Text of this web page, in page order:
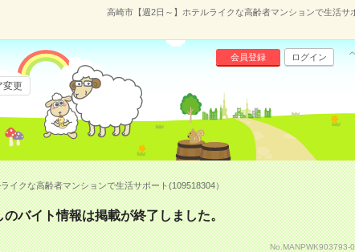
高崎市【週2日～】ホテルライクな高齢者マンションで生活サ
会員登録 ログイン
変更
イクな高齢者マンションで生活サポート(109518304）
のバイト情報は掲載が終了しました。
No.MANPWK903793-